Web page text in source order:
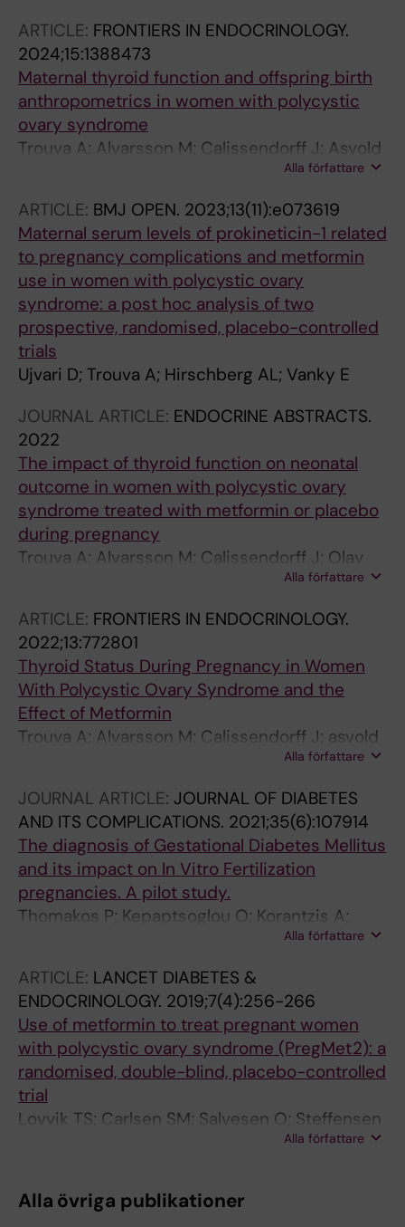
ARTICLE: FRONTIERS IN ENDOCRINOLOGY.
2024;15:1388473
Maternal thyroid function and offspring birth
anthropometrics in women with polycystic
ovary syndrome
Trouva A; Alvarsson M; Calissendorff J; Asvold
BO; Ujvari D; Hirschberg AL; Vanky EAlla författare
ARTICLE: BMJ OPEN. 2023;13(11):e073619
Maternal serum levels of prokineticin-1 related
to pregnancy complications and metformin
use in women with polycystic ovary
syndrome: a post hoc analysis of two
prospective, randomised, placebo-controlled
trials
Ujvari D; Trouva A; Hirschberg AL; Vanky E
JOURNAL ARTICLE: ENDOCRINE ABSTRACTS.
2022
The impact of thyroid function on neonatal
outcome in women with polycystic ovary
syndrome treated with metformin or placebo
during pregnancy
Trouva A; Alvarsson M; Calissendorff J; Olav
Alla författare
ARTICLE: FRONTIERS IN ENDOCRINOLOGY.
2022;13:772801
Thyroid Status During Pregnancy in Women
With Polycystic Ovary Syndrome and the
Effect of Metformin
Trouva A; Alvarsson M; Calissendorff J; asvold
Alla författare
JOURNAL ARTICLE: JOURNAL OF DIABETES
AND ITS COMPLICATIONS. 2021;35(6):107914
The diagnosis of Gestational Diabetes Mellitus
and its impact on In Vitro Fertilization
pregnancies. A pilot study.
Thomakos P; Kepaptsoglou O; Korantzis A;
Trouva A; Sklavounos I; Trouvas D; Taraoune N;
Alla författare
ARTICLE: LANCET DIABETES &
ENDOCRINOLOGY. 2019;7(4):256-266
Use of metformin to treat pregnant women
with polycystic ovary syndrome (PregMet2): a
randomised, double-blind, placebo-controlled
trial
Lovvik TS; Carlsen SM; Salvesen O; Steffensen
B; Bixo M; Gomez-Real F; Lennebotn M;
Trouva A; Thorarinsdottir S; Hjelle S; Berg AH;
Andrae F; Poromaa IS; Mohlin J; Underdal M;
Alla författare
Alla övriga publikationer